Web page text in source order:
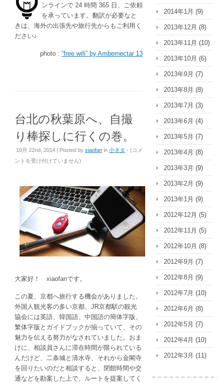
ンラインで 24 時間 365 日、ご依頼
を承っています。翻訳が必要なと
きは、海外の出張先や旅行先からもご利用く
ださい♪
photo : “free wifi” by Ambernectar 13
台北の秋葉原へ、自撮
り棒探しに行くの巻。
10月 22nd, 2014 | Posted by xiaofan in 小ネタ - (台
葉
原
へ、
撮
り
く
の
巻。
コメ
ントを受け付けていません)
大家好！ xiaofanです。
この夏、京都へ旅行する機会がありました。
外国人観光客の多い京都、JR京都駅の観光
協会には英語、韓国語、中国語の簡体字版、
繁体字版とガイドブックが揃っていて、その
魅力を伝える努力がなされていました。おま
けに、相談員さんに滞在時間が限られている
んだけど、二条城と清水寺、それから金閣寺
を回りたいのだと相談すると、閉館時間や交
通などを勘案した上で、ルートを提案してく
2014年1月 (9)
2013年12月 (8)
2013年11月 (10)
2013年10月 (6)
2013年9月 (7)
2013年8月 (8)
2013年7月 (3)
2013年6月 (4)
2013年5月 (7)
2013年4月 (8)
2013年3月 (9)
2013年2月 (9)
2013年1月 (9)
2012年12月 (5)
2012年11月 (5)
2012年10月 (8)
2012年9月 (7)
2012年8月 (9)
2012年7月 (10)
2012年6月 (8)
2012年5月 (7)
2012年4月 (10)
2012年3月 (11)